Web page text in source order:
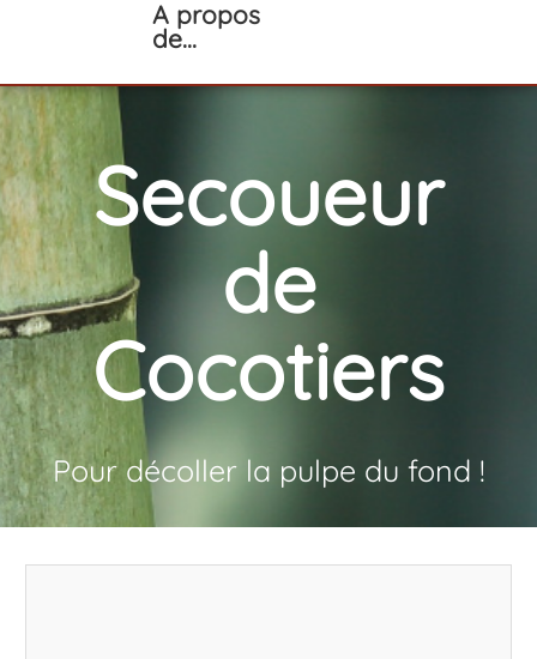
A propos
de...
Secoueur
de
Cocotiers
Pour décoller la pulpe du fond !